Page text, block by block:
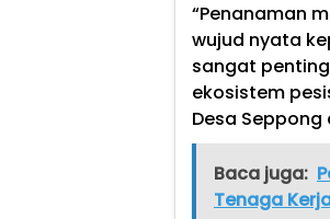
“Penanaman
wujud nyata
sangat
ekosistem
Desa
Baca juga:
Tenaga